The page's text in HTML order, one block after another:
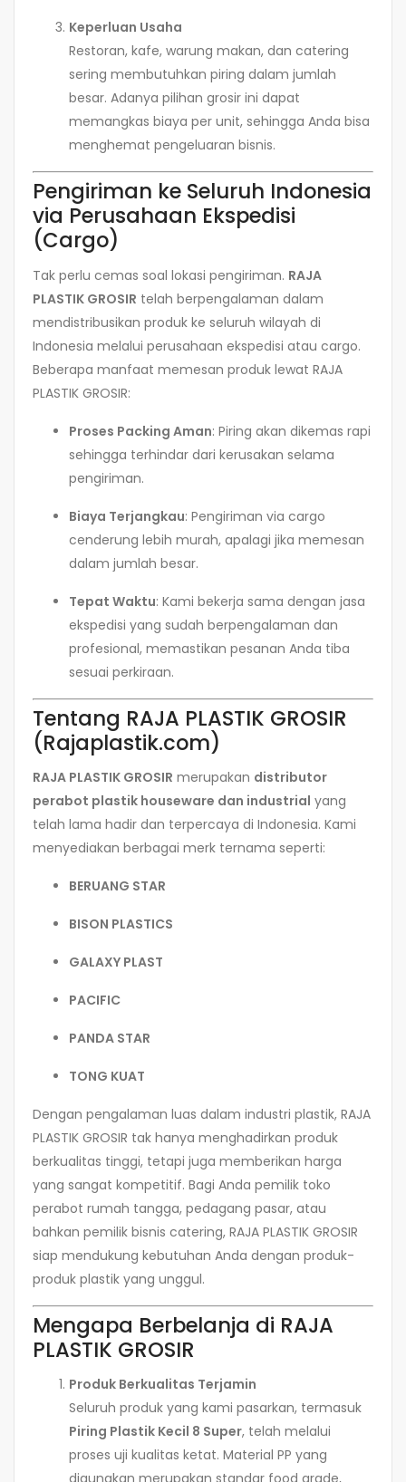
Keperluan Usaha
Restoran, kafe, warung makan, dan catering
sering membutuhkan piring dalam jumlah
besar. Adanya pilihan grosir ini dapat
memangkas biaya per unit, sehingga Anda bisa
menghemat pengeluaran bisnis.
Pengiriman ke Seluruh Indonesia
via Perusahaan Ekspedisi
(Cargo)
Tak perlu cemas soal lokasi pengiriman. RAJA
PLASTIK GROSIR telah berpengalaman dalam
mendistribusikan produk ke seluruh wilayah di
Indonesia melalui perusahaan ekspedisi atau cargo.
Beberapa manfaat memesan produk lewat RAJA
PLASTIK GROSIR:
Proses Packing Aman: Piring akan dikemas rapi
sehingga terhindar dari kerusakan selama
pengiriman.
Biaya Terjangkau: Pengiriman via cargo
cenderung lebih murah, apalagi jika memesan
dalam jumlah besar.
Tepat Waktu: Kami bekerja sama dengan jasa
ekspedisi yang sudah berpengalaman dan
profesional, memastikan pesanan Anda tiba
sesuai perkiraan.
Tentang RAJA PLASTIK GROSIR
(Rajaplastik.com)
RAJA PLASTIK GROSIR merupakan distributor
perabot plastik houseware dan industrial yang
telah lama hadir dan terpercaya di Indonesia. Kami
menyediakan berbagai merk ternama seperti:
BERUANG STAR
BISON PLASTICS
GALAXY PLAST
PACIFIC
PANDA STAR
TONG KUAT
Dengan pengalaman luas dalam industri plastik, RAJA
PLASTIK GROSIR tak hanya menghadirkan produk
berkualitas tinggi, tetapi juga memberikan harga
yang sangat kompetitif. Bagi Anda pemilik toko
perabot rumah tangga, pedagang pasar, atau
bahkan pemilik bisnis catering, RAJA PLASTIK GROSIR
siap mendukung kebutuhan Anda dengan produk-
produk plastik yang unggul.
Mengapa Berbelanja di RAJA
PLASTIK GROSIR
Produk Berkualitas Terjamin
Seluruh produk yang kami pasarkan, termasuk
Piring Plastik Kecil 8 Super, telah melalui
proses uji kualitas ketat. Material PP yang